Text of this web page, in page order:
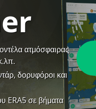
ατμόσφαιρας
δορυφόροι και
ERA5 σε βήματα